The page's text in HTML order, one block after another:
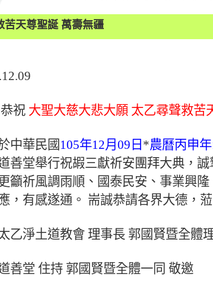
苦天尊聖誕 萬壽無疆
祝 大聖大慈大悲大願 太乙尋聲救苦
中華民國 105年12月09日 *農曆丙申
善堂舉行祝嘏三獻祈安團拜大典，
籲祈風調雨順、國泰民安、事業興
，有感遂通。 耑誠恭請各界大德，
乙淨土道教會 理事長 郭國賢暨全體
善堂 住持 郭國賢暨全體一同 敬邀